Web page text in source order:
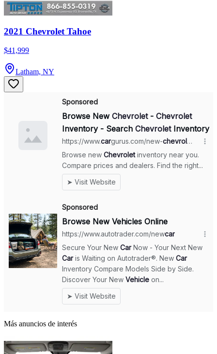
2021 Chevrolet Tahoe
$41,999
Latham, NY
Más anuncios de interés